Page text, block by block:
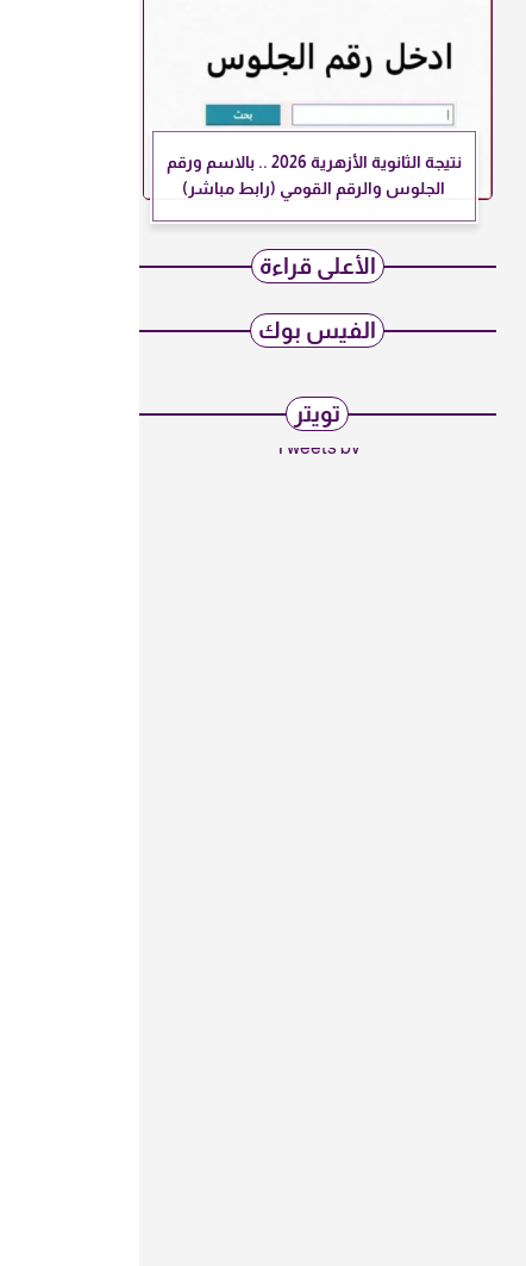
نتيجة الثانوية الأزهرية 2026 .. بالاسم ورقم
الجلوس والرقم القومي (رابط مباشر)
الأعلى قراءة
الفيس بوك
تويتر
Tweets by